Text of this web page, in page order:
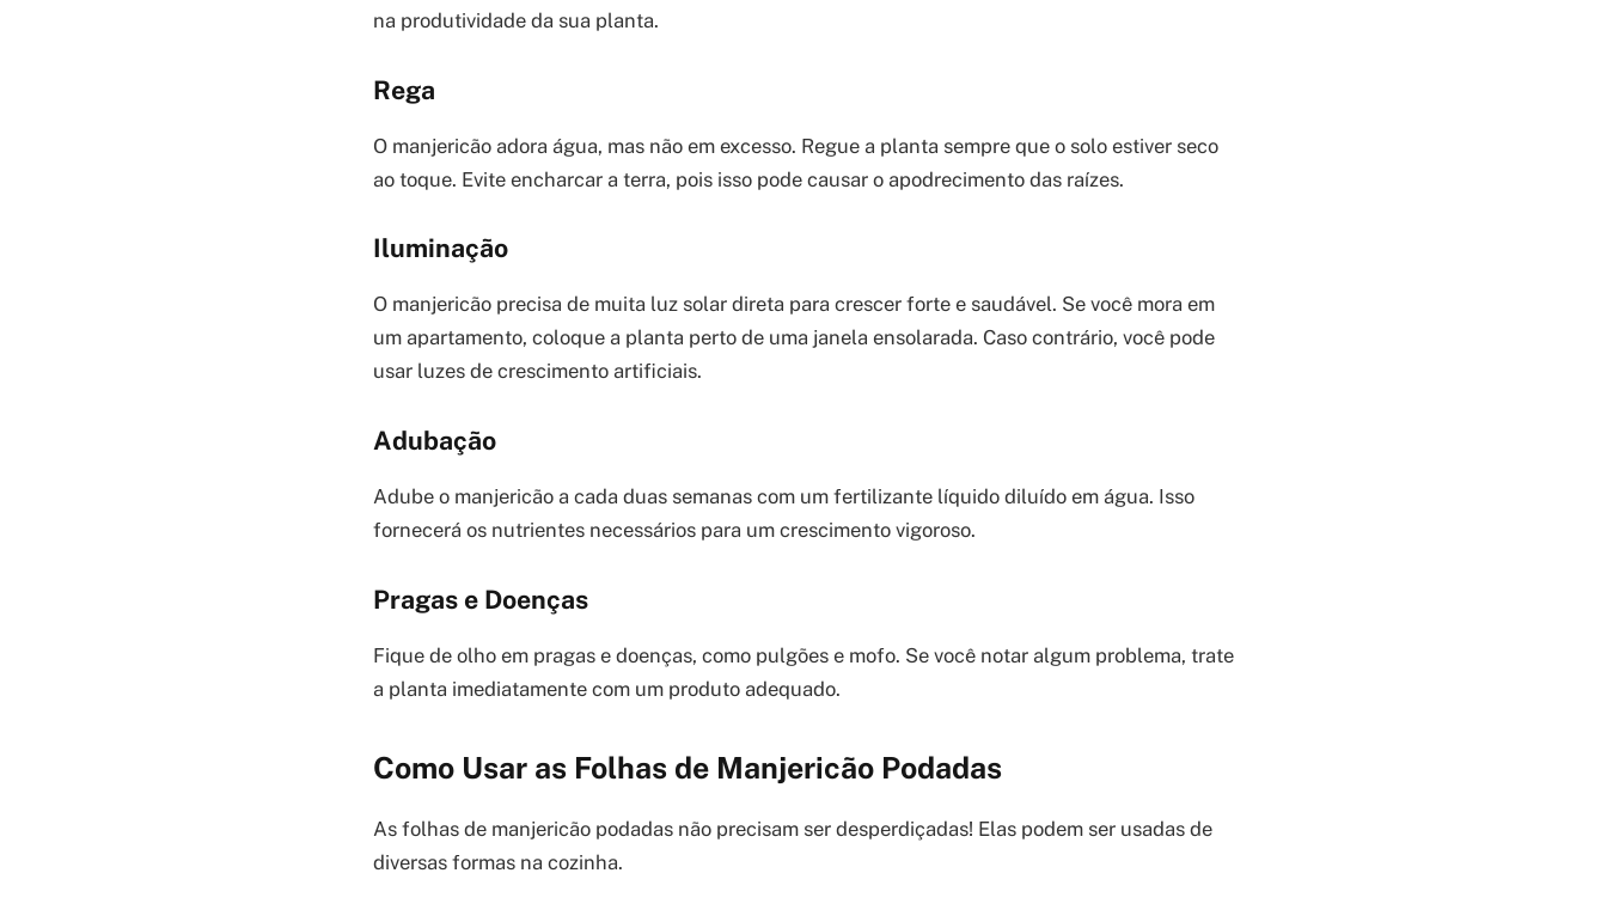
na produtividade da sua planta.
Rega
O manjericão adora água, mas não em excesso. Regue a planta sempre que o solo estiver seco
ao toque. Evite encharcar a terra, pois isso pode causar o apodrecimento das raízes.
Iluminação
O manjericão precisa de muita luz solar direta para crescer forte e saudável. Se você mora em
um apartamento, coloque a planta perto de uma janela ensolarada. Caso contrário, você pode
usar luzes de crescimento artificiais.
Adubação
Adube o manjericão a cada duas semanas com um fertilizante líquido diluído em água. Isso
fornecerá os nutrientes necessários para um crescimento vigoroso.
Pragas e Doenças
Fique de olho em pragas e doenças, como pulgões e mofo. Se você notar algum problema, trate
a planta imediatamente com um produto adequado.
Como Usar as Folhas de Manjericão Podadas
As folhas de manjericão podadas não precisam ser desperdiçadas! Elas podem ser usadas de
diversas formas na cozinha.